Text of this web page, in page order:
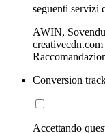
seguenti servizi
AWIN,
Conversion
Accettando